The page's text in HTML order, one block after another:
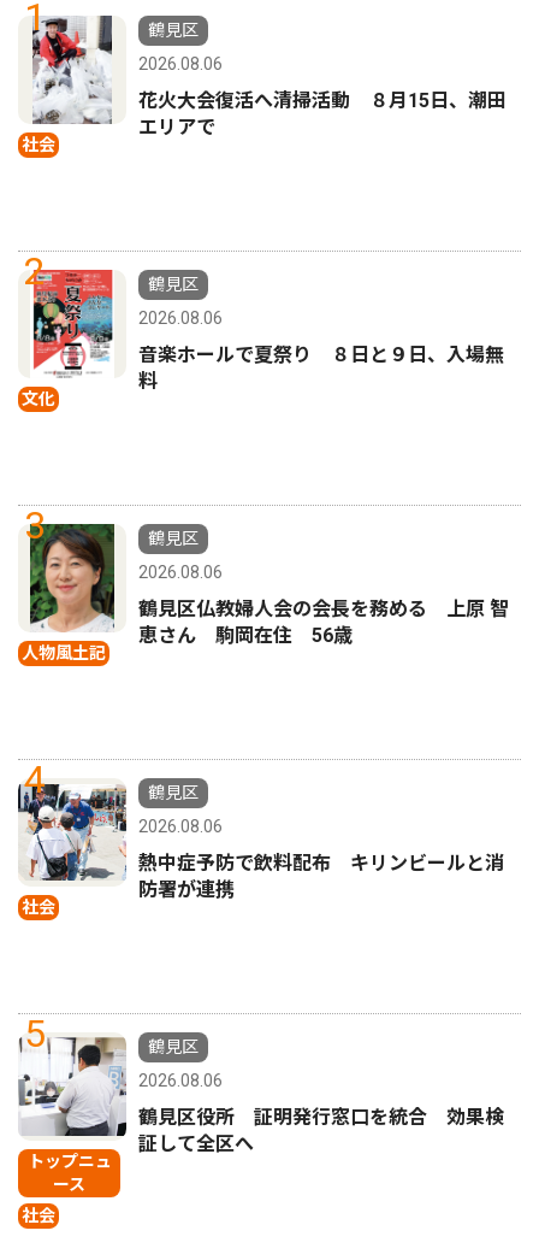
1
社会
鶴見区
2026.08.06
花火大会復活へ清掃活動 ８月15日、潮田
エリアで
2
文化
鶴見区
2026.08.06
音楽ホールで夏祭り ８日と９日、入場無
料
3
人物風土記
鶴見区
2026.08.06
鶴見区仏教婦人会の会長を務める 上原 智
恵さん 駒岡在住 56歳
4
社会
鶴見区
2026.08.06
熱中症予防で飲料配布 キリンビールと消
防署が連携
5
トップニュ
ース
社会
鶴見区
2026.08.06
鶴見区役所 証明発行窓口を統合 効果検
証して全区へ